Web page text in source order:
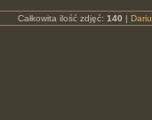
Całkowita ilość zdjęć: 140 |